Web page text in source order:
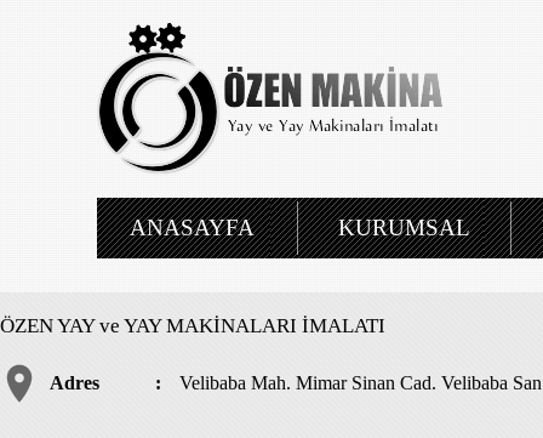
ANASAYFA KURUMSAL
ÖZEN YAY ve YAY MAKİNALARI İMALATI
Adres : Velibaba Mah. Mimar Sinan Cad. Velibaba